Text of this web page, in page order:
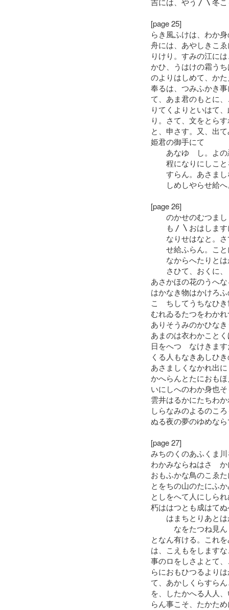
[page 25]
らき風ふけは、わか
舟には、あやしきこ
りけり。すみの江に
かひ、うはけの霜う
のよりはしめて、か
奉るは、つみふかき
て、あま君のもとに
りてくよりといはて
り。さて、文をとら
と、申さす。又、出
姫君の御手にて
あなゆゝし。よの
程になりにしこと
すらん。あさまし
しめしやらせ給へ
[page 26]
のかせのむつまし
も〳〵おはします
なりせはなと。さ
せ給ふらん。こと
なからへたりとは
さひて、おくに、
あさかほの花のうへ
はかなき物はかけろ
こゝちしてうちなひ
むれゐるたつをわか
ありそうみのかひな
あまのは衣わかこと
日をへつゝなけきま
くる人もなきあしひ
あさましくなかれ出
かへらんとたにおも
いにしへのわか身也
雲井はるかにたちわ
しらなみのよるのこ
ぬる夜の夢のゆめな
[page 27]
みちのくのあふくま
わかみならねはさゝ
おもふかな鳥のこゑ
とをちの山のたにふ
としをへて人にしら
朽ははつとも成はて
はまちとりあとは
なをたつね見ん
となん有ける。これ
は、こえもをします
事のロをしさよとて
らにおもひつるより
て、あかしくらすら
を、したかへる人人
らん事こそ、たかた